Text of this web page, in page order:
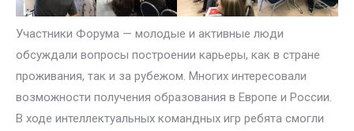
Участники Форума — молодые и активные люди
обсуждали вопросы построении карьеры, как в стране
проживания, так и за рубежом. Многих интересовали
возможности получения образования в Европе и России.
В ходе интеллектуальных командных игр ребята смогли